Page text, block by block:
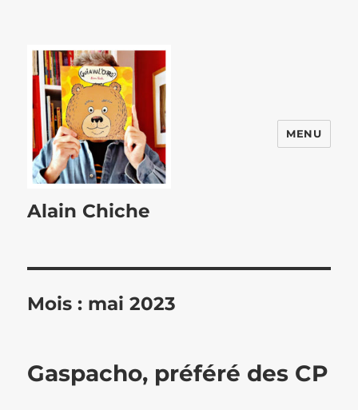
Alain Chiche
MENU
Mois : mai 2023
Gaspacho, préféré des CP